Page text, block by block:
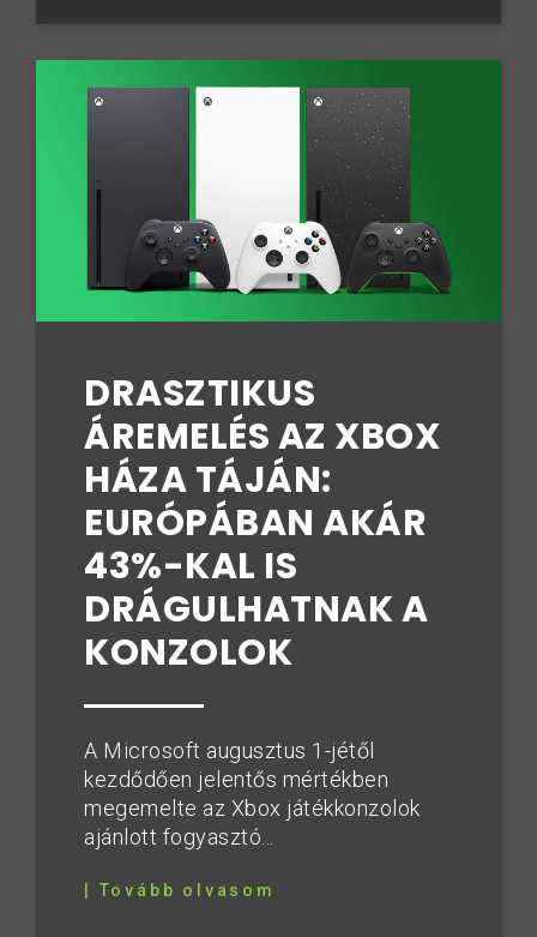
DRASZTIKUS
ÁREMELÉS AZ XBOX
HÁZA TÁJÁN:
EURÓPÁBAN AKÁR
43%-KAL IS
DRÁGULHATNAK A
KONZOLOK
A Microsoft augusztus 1-jétől
kezdődően jelentős mértékben
megemelte az Xbox játékkonzolok
ajánlott fogyasztó...
| Tovább olvasom